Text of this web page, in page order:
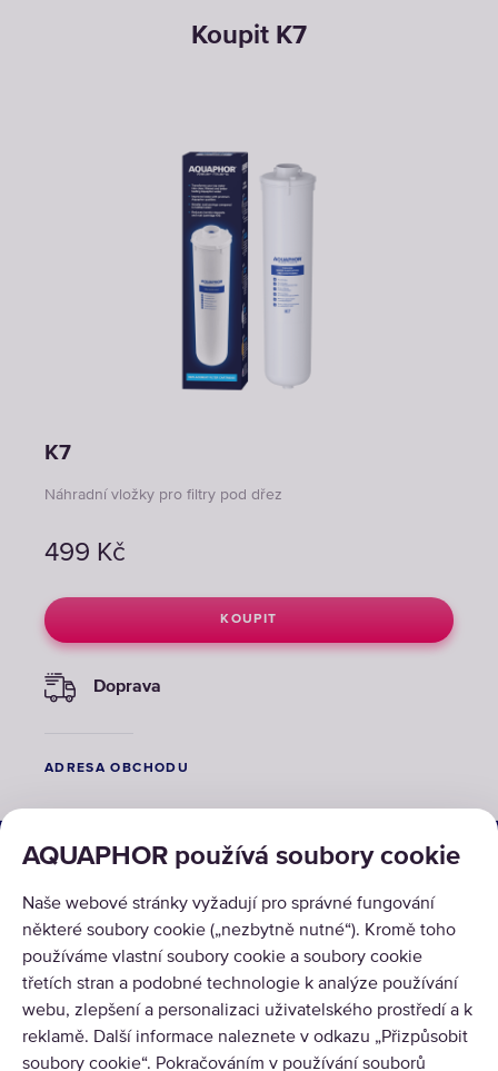
Koupit K7
K7
Náhradní vložky pro filtry pod dřez
499 Kč
KOUPIT
Doprava
ADRESA OBCHODU
AQUAPHOR používá soubory cookie
Naše webové stránky vyžadují pro správné fungování
některé soubory cookie („nezbytně nutné“). Kromě toho
používáme vlastní soubory cookie a soubory cookie
třetích stran a podobné technologie k analýze používání
webu, zlepšení a personalizaci uživatelského prostředí a k
reklamě. Další informace naleznete v odkazu „Přizpůsobit
soubory cookie“. Pokračováním v používání souborů
ŘEŠENÍ
PRODUKTY
O NÁS